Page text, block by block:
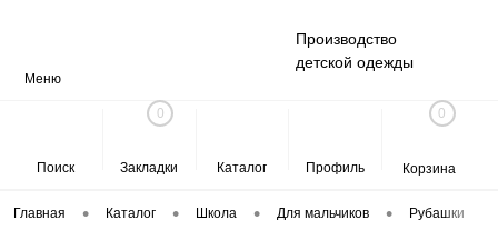
Меню
Производство
детской одежды
Поиск
0
Закладки Каталог Профиль
0
Корзина
Главная • Каталог • Школа • Для мальчиков • Рубашки